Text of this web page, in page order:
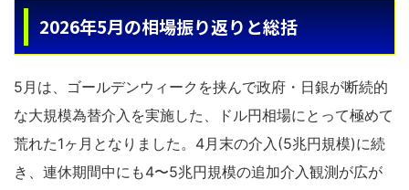
2026年5月の相場振り返りと総括
5月は、ゴールデンウィークを挟んで政府・日銀が断続的
な大規模為替介入を実施した、ドル円相場にとって極めて
荒れた1ヶ月となりました。4月末の介入(5兆円規模)に続
き、連休期間中にも4〜5兆円規模の追加介入観測が広が